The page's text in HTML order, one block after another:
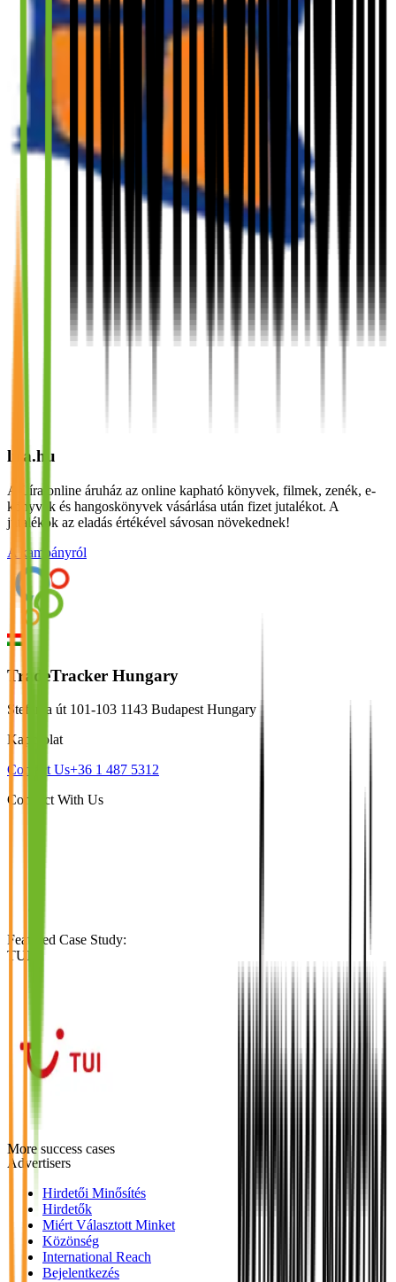
lira.hu
A Líra online áruház az online kapható könyvek, filmek, zenék, e-
könyvek és hangoskönyvek vásárlása után fizet jutalékot. A
jutalékok az eladás értékével sávosan növekednek!
A kampányról
TradeTracker Hungary
Stefánia út 101-103 1143 Budapest Hungary
Kapcsolat
Contact Us+36 1 487 5312
Connect With Us
Featured Case Study:
TUI
More success cases
Advertisers
Hirdetői Minősítés
Hirdetők
Miért Választott Minket
Közönség
International Reach
Bejelentkezés